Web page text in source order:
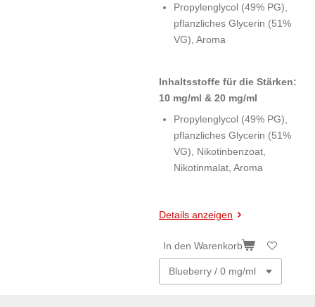
Propylenglycol (49% PG),
pflanzliches Glycerin (51%
VG), Aroma
Inhaltsstoffe für die Stärken:
10 mg/ml & 20 mg/ml
Propylenglycol (49% PG),
pflanzliches Glycerin (51%
VG), Nikotinbenzoat,
Nikotinmalat, Aroma
Details anzeigen
In den Warenkorb